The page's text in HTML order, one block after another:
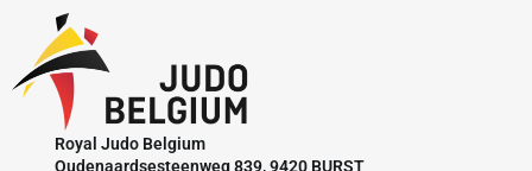
Royal Judo Belgium
Oudenaardsesteenweg 839, 9420 BURST